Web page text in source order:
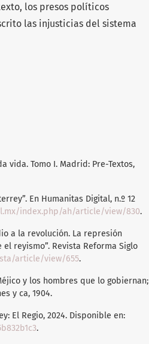
los presos políticos
las injusticias del sistema
vida. Tomo I. Madrid: Pre-Textos,
En Humanitas Digital, n.º 12
index.php/ah/article/view/830.
a la revolución. La represión
reyismo”. Revista Reforma Siglo
article/view/655.
y los hombres que lo gobiernan;
y ca, 1904.
El Regio, 2024. Disponible en:
.